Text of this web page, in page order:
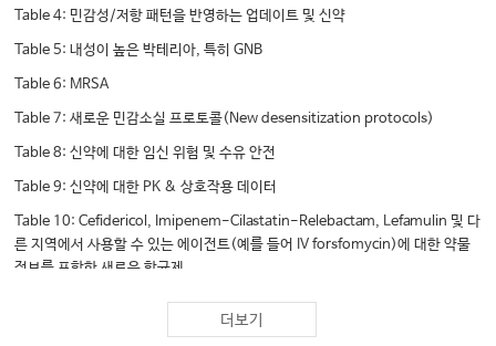
Table 4: 민감성/저항 패턴을 반영하는 업데이트 및 신약
Table 5: 내성이 높은 박테리아, 특히 GNB
Table 6: MRSA
Table 7: 새로운 민감소실 프로토콜(New desensitization protocols)
Table 8: 신약에 대한 임신 위험 및 수유 안전
Table 9: 신약에 대한 PK & 상호작용 데이터
Table 10: Cefidericol, Imipenem-Cilastatin-Relebactam, Lefamulin 및 다
른 지역에서 사용할 수 있는 에이전트(예를 들어 IV forsfomycin)에 대한 약물
정보를 포함한 새로운 항균제
Table 11: Candida auris를 포함한 업데이트된 권장사항
Table 12: MDR 결핵균(MDR tuberculosis) 및 비결핵 미코박테리아(non-
더보기